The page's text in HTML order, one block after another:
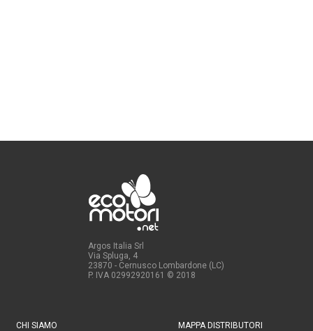
Argos Italia Srl
Via Spluga, 4
23870 - Cernusco Lombardone (LC)
P. IVA 02992920161 © 2018
CHI SIAMO MAPPA DISTRIBUTORI